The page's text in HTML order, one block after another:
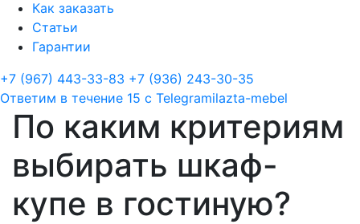
Как заказать
Статьи
Гарантии
+7 (967) 443-33-83 +7 (936) 243-30-35
Ответим в течение 15 с Telegramilazta-mebel
По каким критериям
выбирать шкаф-
купе в гостиную?